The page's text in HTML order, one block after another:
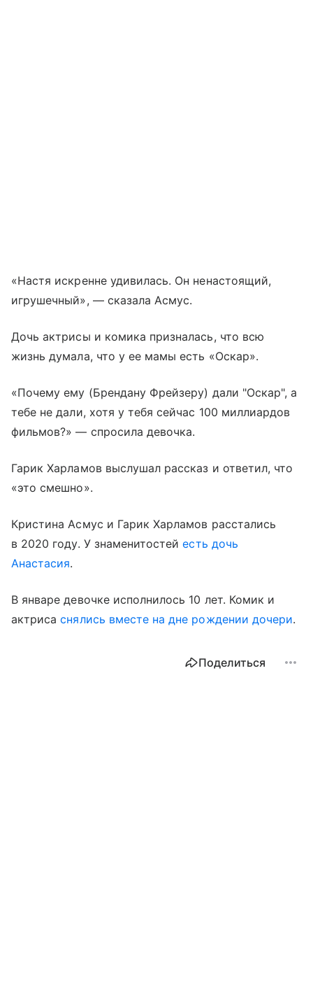
«Настя искренне удивилась. Он ненастоящий,
игрушечный», — сказала Асмус.
Дочь актрисы и комика призналась, что всю
жизнь думала, что у ее мамы есть «Оскар».
«Почему ему (Брендану Фрейзеру) дали "Оскар", а
тебе не дали, хотя у тебя сейчас 100 миллиардов
фильмов?» — спросила девочка.
Гарик Харламов выслушал рассказ и ответил, что
«это смешно».
Кристина Асмус и Гарик Харламов расстались
в 2020 году. У знаменитостейесть дочь
Анастасия.
В январе девочке исполнилось 10 лет. Комик и
актрисаснялись вместе на дне рождении дочери.
Поделиться